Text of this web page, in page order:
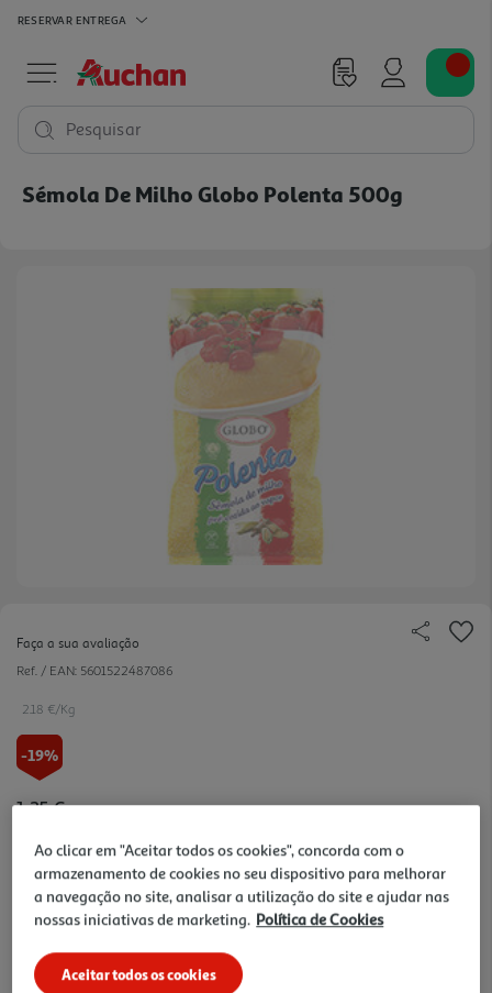
RESERVAR ENTREGA
Pesquisar
Sémola De Milho Globo Polenta 500g
Faça a sua avaliação
Ref. / EAN: 5601522487086
2.18 €/Kg
-19%
Price reduced from
1,35 €to
Promoção: de 17/4/2026 a 1/1/2027
Notas de preparação
Ao clicar em "Aceitar todos os cookies", concorda com o
armazenamento de cookies no seu dispositivo para melhorar
a navegação no site, analisar a utilização do site e ajudar nas
nossas iniciativas de marketing. Política de Cookies
Aceitar todos os cookies